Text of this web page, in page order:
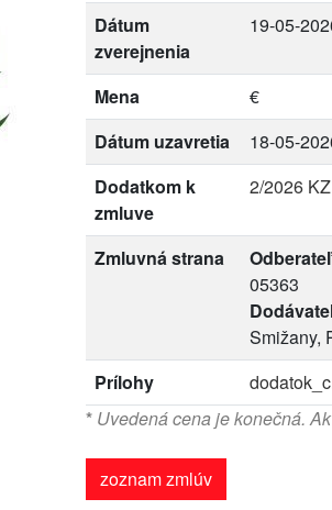
Dátum
zverejnenia
19-05-
Mena
€
Dátum uzavretia
18-05-
Dodatkom k
zmluve
2/2026 KZ
Zmluvná strana Odberateľ
05363
Smižany,
Prílohy
* Uvedená cena je konečná.
zoznam zmlúv